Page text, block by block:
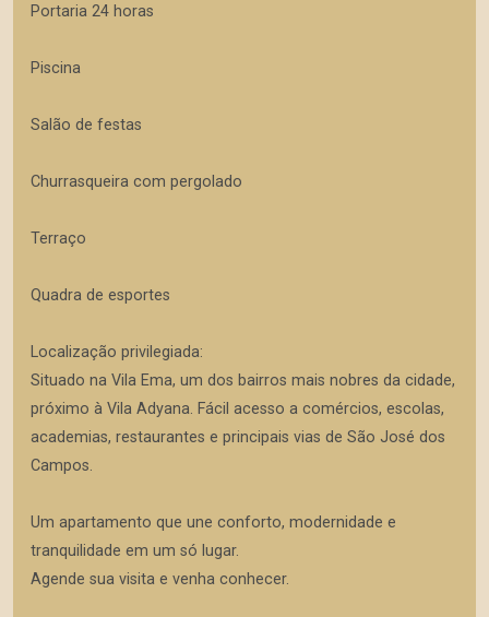
Portaria 24 horas
Piscina
Salão de festas
Churrasqueira com pergolado
Terraço
Quadra de esportes
Localização privilegiada:
Situado na Vila Ema, um dos bairros mais nobres da cidade,
próximo à Vila Adyana. Fácil acesso a comércios, escolas,
academias, restaurantes e principais vias de São José dos
Campos.
Um apartamento que une conforto, modernidade e
tranquilidade em um só lugar.
Agende sua visita e venha conhecer.